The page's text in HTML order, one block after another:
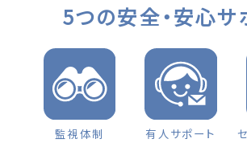
5つの安全・安心サ
監視体制 有人サポート